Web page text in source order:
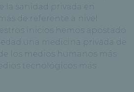
la sanidad privada en
de referente a nivel
inicios hemos apostado
una medicina privada de
los medios humanos más
tecnológicos más